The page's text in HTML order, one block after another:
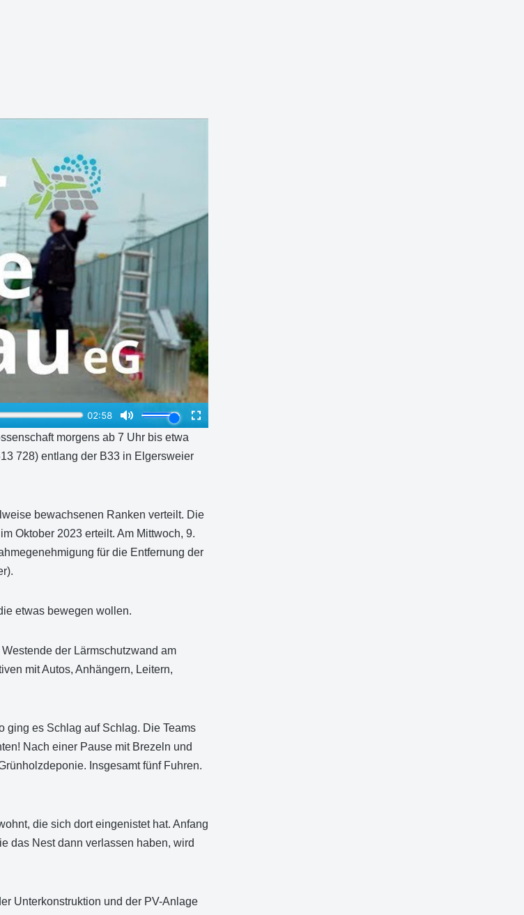
morgens ab 7 Uhr bis etwa
728) entlang der B33 in Elgersweier
bewachsenen Ranken verteilt. Die
Oktober 2023 erteilt. Am Mittwoch, 9.
für die Entfernung der
etwas bewegen wollen.
der Lärmschutzwand am
mit Autos, Anhängern, Leitern,
ging es Schlag auf Schlag. Die Teams
Nach einer Pause mit Brezeln und
Insgesamt fünf Fuhren.
die sich dort eingenistet hat. Anfang
das Nest dann verlassen haben, wird
Unterkonstruktion und der PV-Anlage